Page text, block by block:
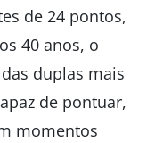
de 24 pontos,
40 anos, o
duplas mais
de pontuar,
momentos